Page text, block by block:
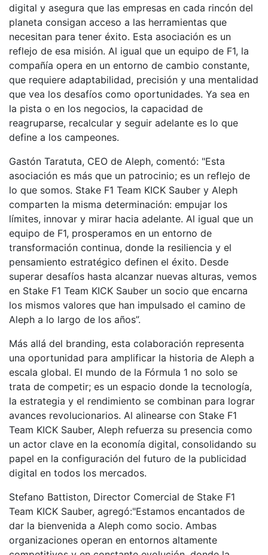
digital y asegura que las empresas en cada rincón del
planeta consigan acceso a las herramientas que
necesitan para tener éxito. Esta asociación es un
reflejo de esa misión. Al igual que un equipo de F1, la
compañía opera en un entorno de cambio constante,
que requiere adaptabilidad, precisión y una mentalidad
que vea los desafíos como oportunidades. Ya sea en
la pista o en los negocios, la capacidad de
reagruparse, recalcular y seguir adelante es lo que
define a los campeones.
Gastón Taratuta, CEO de Aleph, comentó: "Esta
asociación es más que un patrocinio; es un reflejo de
lo que somos. Stake F1 Team KICK Sauber y Aleph
comparten la misma determinación: empujar los
límites, innovar y mirar hacia adelante. Al igual que un
equipo de F1, prosperamos en un entorno de
transformación continua, donde la resiliencia y el
pensamiento estratégico definen el éxito. Desde
superar desafíos hasta alcanzar nuevas alturas, vemos
en Stake F1 Team KICK Sauber un socio que encarna
los mismos valores que han impulsado el camino de
Aleph a lo largo de los años”.
Más allá del branding, esta colaboración representa
una oportunidad para amplificar la historia de Aleph a
escala global. El mundo de la Fórmula 1 no solo se
trata de competir; es un espacio donde la tecnología,
la estrategia y el rendimiento se combinan para lograr
avances revolucionarios. Al alinearse con Stake F1
Team KICK Sauber, Aleph refuerza su presencia como
un actor clave en la economía digital, consolidando su
papel en la configuración del futuro de la publicidad
digital en todos los mercados.
Stefano Battiston, Director Comercial de Stake F1
Team KICK Sauber, agregó:"Estamos encantados de
dar la bienvenida a Aleph como socio. Ambas
organizaciones operan en entornos altamente